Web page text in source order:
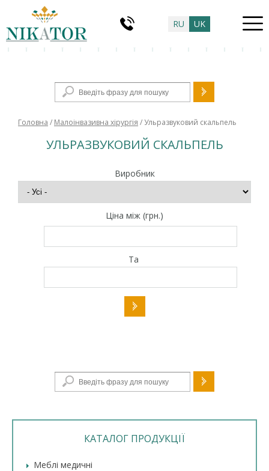
RU UK
Пошукова форма
Головна / Малоінвазивна хірургія / Ульразвуковий скальпель
УЛЬРАЗВУКОВИЙ СКАЛЬПЕЛЬ
Виробник
Ціна між (грн.)
Та
Пошукова форма
КАТАЛОГ ПРОДУКЦІЇ
Меблі медичні